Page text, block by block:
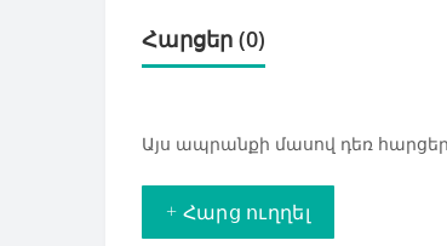
Հարցեր (0)
Այս ապրանքի մասով դեռ
+ Հարց ուղղել